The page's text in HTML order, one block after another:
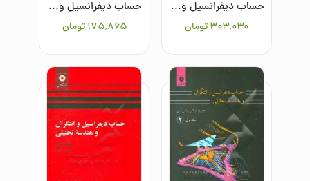
حساب دیفرانسیل و انتگرال و هندسه تحلیلی جلد اول (1)
۳۰۳٬۰۳۰ تومان
حساب دیفرانسیل و انتگرال و هندسه تحلیلی/جلد دوم
۱۷۵٬۸۶۵ تومان